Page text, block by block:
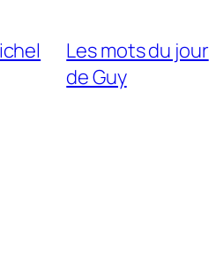
Les mots du jour
de Guy